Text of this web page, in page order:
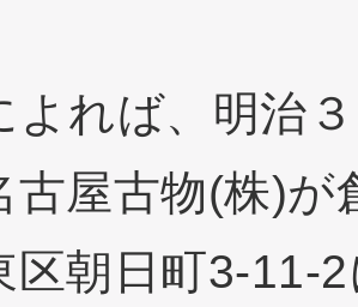
よれば、明治
古屋古物(株)が
区朝日町3-11-